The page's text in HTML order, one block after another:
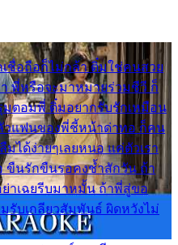
ชื่อถือก็ไม่กล้า ติ๋มใช่คนสวย
พี่หรือจะมาหมายร่วมชีวี ก็
มตอมพี่ ติ๋มอยากรับรักเหมือน
วแฟนของพี่ชี้หน้าด่าทอ ก็คน
ได้ง่ายๆเลยหนอ แค่ตัวเรา
ขืนรักขืนรอคงช้ำสักวัน ถ้า
าเฉยรีบมาหมั้น ถ้าพี่สู่ขอ
รับเกลียวสัมพันธ์ ผิดหวังไม่